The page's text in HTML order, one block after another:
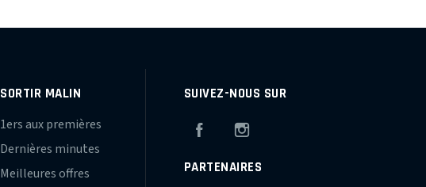
SORTIR MALIN
1ers aux premières
Dernières minutes
Meilleures offres
SUIVEZ-NOUS SUR
Facebook
PARTENAIRES